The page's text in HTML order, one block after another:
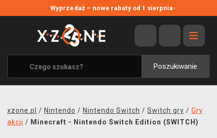
Wyprzedaż – nowe rabaty od 1 sierpnia›
Poszukiwanie
WYPRZEDAŻ
WSZYSTKIE MARKI
XZONE ORIGINALS
UBRANIA I AKCESORIA
SOUNDTRACKI
xzone.pl / Nintendo / Nintendo Switch / Switch gry / Gry
akcji / Minecraft - Nintendo Switch Edition (SWITCH)